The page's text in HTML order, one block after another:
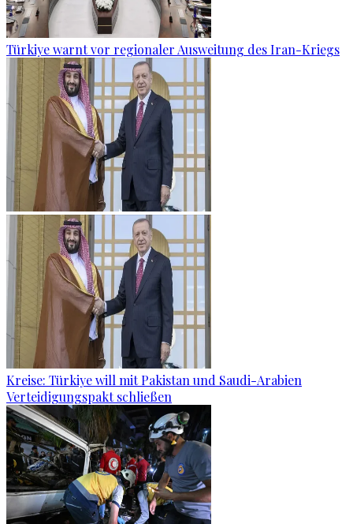
Türkiye warnt vor regionaler Ausweitung des Iran-Kriegs
Kreise: Türkiye will mit Pakistan und Saudi-Arabien
Verteidigungspakt schließen